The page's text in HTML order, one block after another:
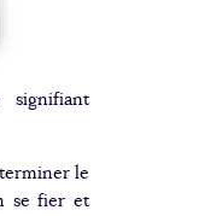
le
se fier et